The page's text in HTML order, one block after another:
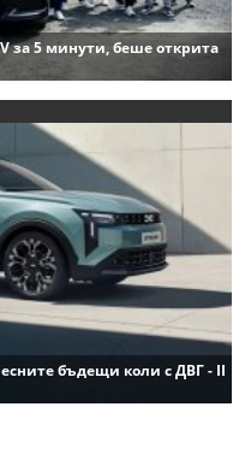
за 5 минути, беше открита
бъдещи коли с ДВГ - II